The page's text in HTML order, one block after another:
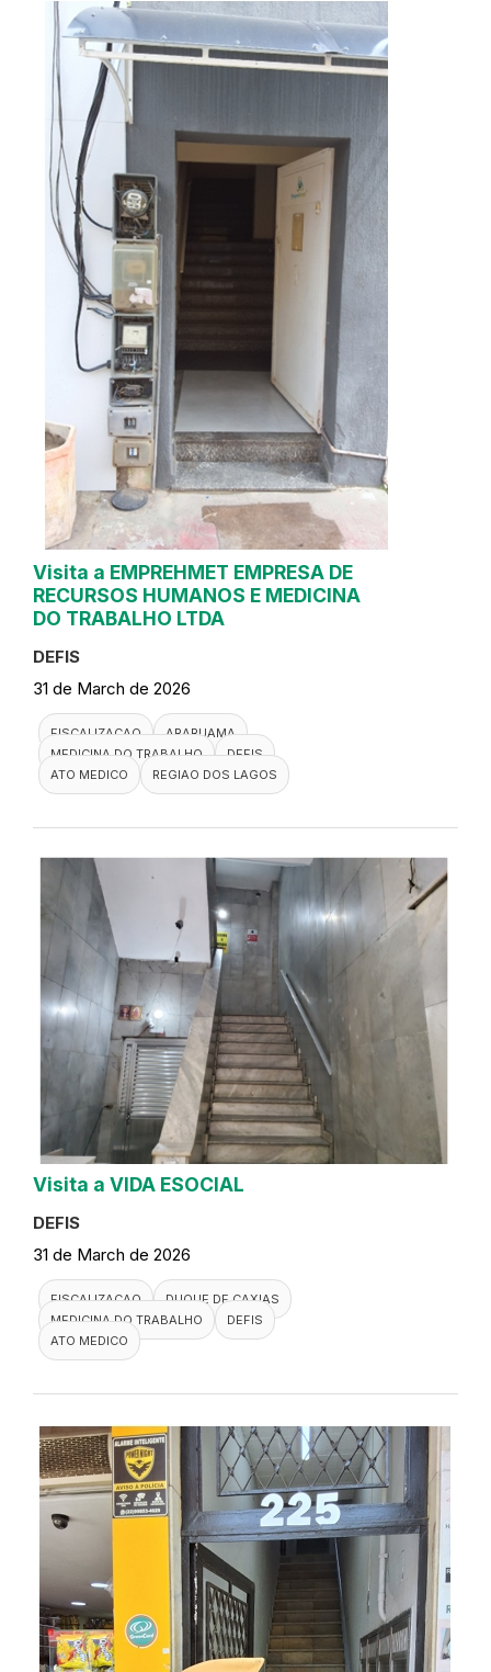
Visita a EMPREHMET EMPRESA DE
RECURSOS HUMANOS E MEDICINA
DO TRABALHO LTDA
DEFIS
31 de March de 2026
FISCALIZACAO
ARARUAMA
MEDICINA DO TRABALHO
DEFIS
ATO MEDICO
REGIAO DOS LAGOS
Visita a VIDA ESOCIAL
DEFIS
31 de March de 2026
FISCALIZACAO
DUQUE DE CAXIAS
MEDICINA DO TRABALHO
DEFIS
ATO MEDICO